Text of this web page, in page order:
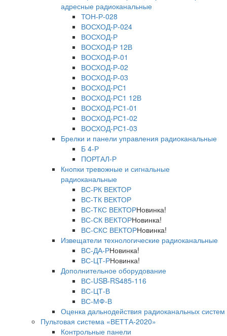
адресные радиоканальные
ТОН-Р-028
ВОСХОД-Р-024
ВОСХОД-Р
ВОСХОД-Р 12В
ВОСХОД-Р-01
ВОСХОД-Р-02
ВОСХОД-Р-03
ВОСХОД-РС1
ВОСХОД-РС1 12В
ВОСХОД-РС1-01
ВОСХОД-РС1-02
ВОСХОД-РС1-03
Брелки и панели управления радиоканальные
Б 4-Р
ПОРТАЛ-Р
Кнопки тревожные и сигнальные
радиоканальные
ВС-РК ВЕКТОР
ВС-ТК ВЕКТОР
ВС-ТКС ВЕКТОРНовинка!
ВС-СК ВЕКТОРНовинка!
ВС-СКС ВЕКТОРНовинка!
Извещатели технологические радиоканальные
ВС-ДА-РНовинка!
ВС-ЦТ-РНовинка!
Дополнительное оборудование
ВС-USB-RS485-116
ВС-ЦТ-В
ВС-МФ-В
Оценка дальнодействия радиоканальных систем
Пультовая система «ВЕТТА-2020»
Контрольные панели